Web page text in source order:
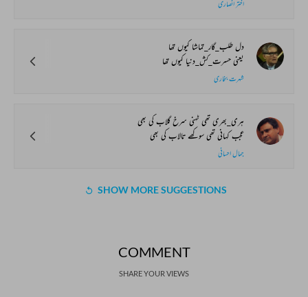
اختر انصاری
دل طلب_گار_تماشا کیوں تھا
یعنی حسرت_کش_دنیا کیوں تھا
شہرت بخاری
ہری_بھری تھی ٹہنی سرخ گلاب کی بھی
عجب کہانی تھی سوکھے تالاب کی بھی
جمال احسانی
SHOW MORE SUGGESTIONS
COMMENT
SHARE YOUR VIEWS